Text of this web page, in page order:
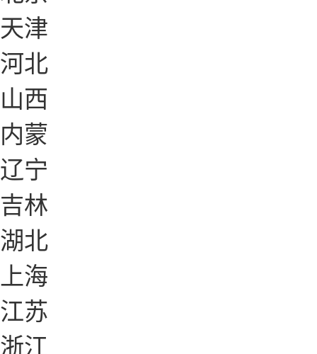
天津
河北
山西
内蒙
辽宁
吉林
湖北
上海
江苏
浙江